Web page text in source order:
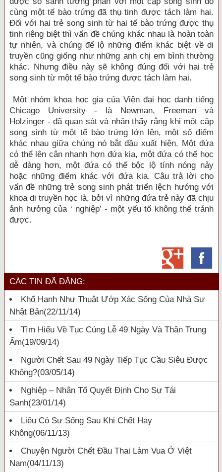
cùng một tế bào trứng đã thụ tinh được tách làm hai.
Ðối với hai trẻ song sinh từ hai tế bào trứng được thụ
tinh riêng biệt thì vấn đề chúng khác nhau là hoàn toàn
tự nhiên, và chúng để lộ những điểm khác biệt về di
truyền cũng giống như những anh chị em bình thường
khác. Nhưng điều này sẽ không đúng đối với hai trẻ
song sinh từ một tế bào trứng được tách làm hai.
Một nhóm khoa học gia của Viện đại học danh tiếng
Chicago University - là Newman, Freeman và
Holzinger - đã quan sát và nhận thấy rằng khi một cặp
song sinh từ một tế bào trứng lớn lên, một số điểm
khác nhau giữa chúng nó bắt đầu xuất hiện. Một đứa
có thể lên cân nhanh hơn đứa kia, một đứa có thể học
dễ dàng hơn, một đứa có thể bộc lộ tính nóng nảy
hoặc những điểm khác với đứa kia. Câu trả lời cho
vấn đề những trẻ song sinh phát triển lệch hướng với
khoa di truyền học là, bởi vì những đứa trẻ này đã chịu
ảnh hưởng của ‘ nghiệp’ - một yếu tố không thể tránh
được.
CÁC TIN ĐÃ ĐĂNG:
Khổ Hạnh Như Thuật Ướp Xác Sống Của Nhà Sư
Nhật Bản(22/11/14)
Tìm Hiểu Về Tục Cúng Lễ 49 Ngày Và Thân Trung
Ấm(19/09/14)
Người Chết Sau 49 Ngày Tiếp Tục Cầu Siêu Được
Không?(03/05/14)
Nghiệp – Nhân Tố Quyết Định Cho Sự Tái
Sanh(23/01/14)
Liệu Có Sự Sống Sau Khi Chết Hay
Không(06/11/13)
Chuyện Người Chết Đầu Thai Làm Vua Ở Việt
Nam(04/11/13)